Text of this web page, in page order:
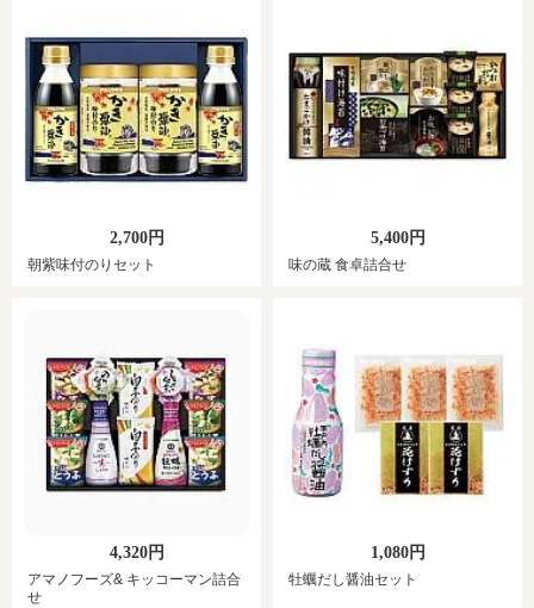
2,700円
朝紫味付のりセット
5,400円
味の蔵 食卓詰合せ
4,320円
アマノフーズ& キッコーマン詰合
せ
1,080円
牡蠣だし醤油セット